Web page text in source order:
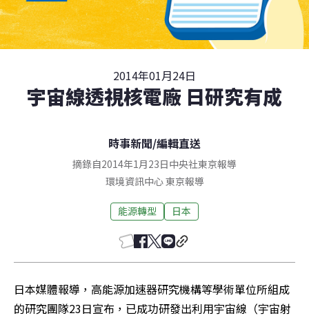
2014年01月24日
宇宙線透視核電廠 日研究有成
時事新聞/編輯直送
摘錄自2014年1月23日中央社東京報導
環境資訊中心東京報導
能源轉型 日本
日本媒體報導，高能源加速器研究機構等學術單位所組成
的研究團隊23日宣布，已成功研發出利用宇宙線（宇宙射